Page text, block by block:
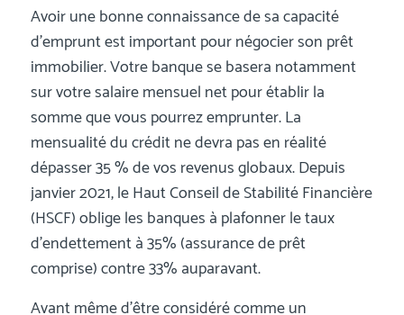
Avoir une bonne connaissance de sa capacité
d’emprunt est important pour négocier son prêt
immobilier. Votre banque se basera notamment
sur votre salaire mensuel net pour établir la
somme que vous pourrez emprunter. La
mensualité du crédit ne devra pas en réalité
dépasser 35 % de vos revenus globaux. Depuis
janvier 2021, le Haut Conseil de Stabilité Financière
(HSCF) oblige les banques à plafonner le taux
d’endettement à 35% (assurance de prêt
comprise) contre 33% auparavant.
Avant même d’être considéré comme un